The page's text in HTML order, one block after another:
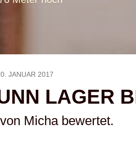
JANUAR 2017
LAGER
Micha bewertet.